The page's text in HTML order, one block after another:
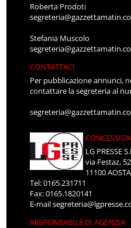
Roberta Prodoti
Stefania Muscolo
CONTATTACI
Per pubblicazione annunci,
contattare la segreteria al
LG PRESSE
via Festaz, 52
11100 AOSTA
Tel: 0165.231711
Fax: 0165.1820141
E-mail
RESPONSABILE DI AGENZIA